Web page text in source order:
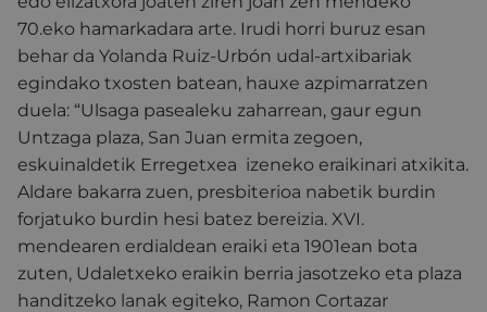
70.eko hamarkadara arte. Irudi horri buruz esan
behar da Yolanda Ruiz-Urbón udal-artxibariak
egindako txosten batean, hauxe azpimarratzen
duela: “Ulsaga pasealeku zaharrean, gaur egun
Untzaga plaza, San Juan ermita zegoen,
eskuinaldetik Erregetxea izeneko eraikinari atxikita.
Aldare bakarra zuen, presbiterioa nabetik burdin
forjatuko burdin hesi batez bereizia. XVI.
mendearen erdialdean eraiki eta 1901ean bota
zuten, Udaletxeko eraikin berria jasotzeko eta plaza
handitzeko lanak egiteko, Ramon Cortazar